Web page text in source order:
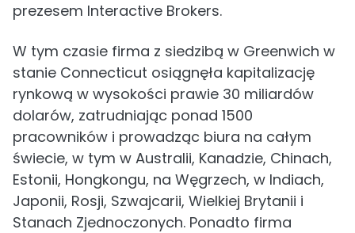
prezesem Interactive Brokers.
W tym czasie firma z siedzibą w Greenwich w
stanie Connecticut osiągnęła kapitalizację
rynkową w wysokości prawie 30 miliardów
dolarów, zatrudniając ponad 1500
pracowników i prowadząc biura na całym
świecie, w tym w Australii, Kanadzie, Chinach,
Estonii, Hongkongu, na Węgrzech, w Indiach,
Japonii, Rosji, Szwajcarii, Wielkiej Brytanii i
Stanach Zjednoczonych. Ponadto firma